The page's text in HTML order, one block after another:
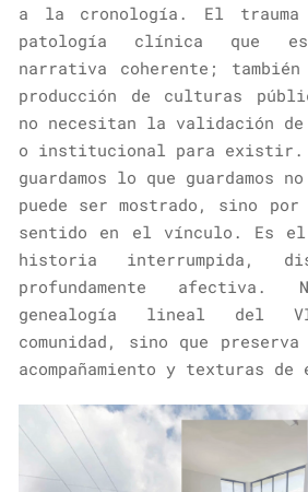
a la cronología. El
patología clínica que
narrativa coherente;
producción de culturas
no necesitan la validación de
o institucional para existir.
guardamos lo que guardamos
puede ser mostrado, sino
sentido en el vínculo. Es
historia interrumpida,
profundamente afectiva.
genealogía lineal del
comunidad, sino que
acompañamiento y texturas de